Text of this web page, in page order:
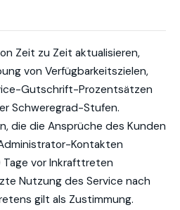
Zeit zu Zeit aktualisieren,
von Verfügbarkeitszielen,
Gutschrift-Prozentsätzen
Schweregrad-Stufen.
die die Ansprüche des Kunden
Kontakten
vor Inkrafttreten
Nutzung des Service nach
gilt als Zustimmung.